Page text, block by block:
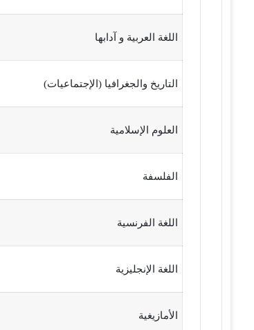
اللغة العربية و آدابها
التاريخ والجغرافيا (الإجتماعيات)
العلوم الإسلامية
الفلسفة
اللغة الفرنسية
اللغة الإنجليزية
الأمازيغية